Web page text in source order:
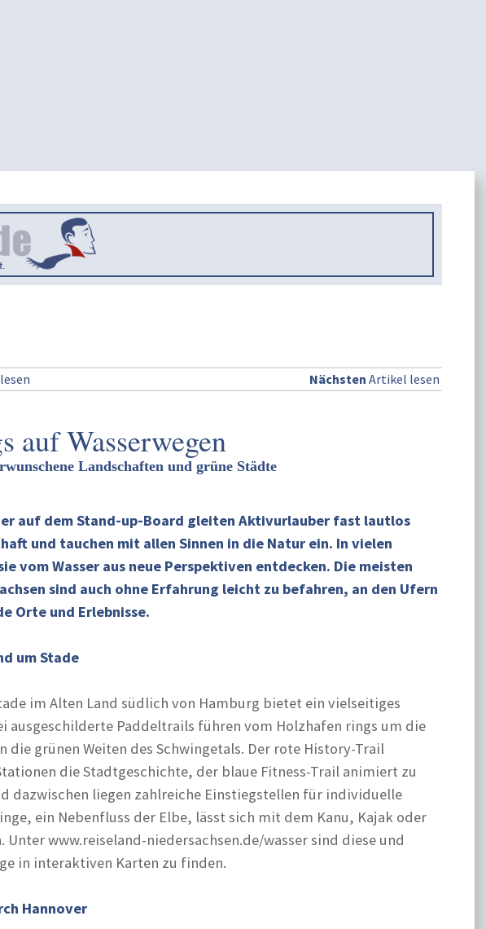
Nächsten Artikel lesen
auf Wasserwegen
Landschaften und grüne Städte
auf dem Stand-up-Board gleiten Aktivurlauber fast lautlos
und tauchen mit allen Sinnen in die Natur ein. In vielen
vom Wasser aus neue Perspektiven entdecken. Die meisten
sind auch ohne Erfahrung leicht zu befahren, an den Ufern
Orte und Erlebnisse.
um Stade
im Alten Land südlich von Hamburg bietet ein vielseitiges
ausgeschilderte Paddeltrails führen vom Holzhafen rings um die
die grünen Weiten des Schwingetals. Der rote History-Trail
die Stadtgeschichte, der blaue Fitness-Trail animiert zu
dazwischen liegen zahlreiche Einstiegstellen für individuelle
ein Nebenfluss der Elbe, lässt sich mit dem Kanu, Kajak oder
Unter www.reiseland-niedersachsen.de/wasser sind diese und
in interaktiven Karten zu finden.
Hannover